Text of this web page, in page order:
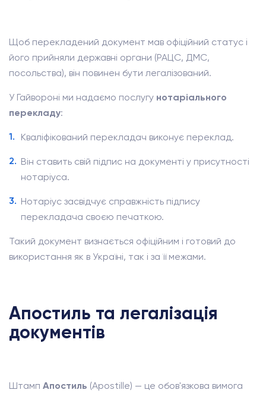
Щоб перекладений документ мав офіційний статус і
його прийняли державні органи (РАЦС, ДМС,
посольства), він повинен бути легалізований.
У Гайвороні ми надаємо послугу нотаріального
перекладу:
Кваліфікований перекладач виконує переклад.
Він ставить свій підпис на документі у присутності
нотаріуса.
Нотаріус засвідчує справжність підпису
перекладача своєю печаткою.
Такий документ визнається офіційним і готовий до
використання як в Україні, так і за її межами.
Апостиль та легалізація
документів
Штамп Апостиль (Apostille) — це обов'язкова вимога